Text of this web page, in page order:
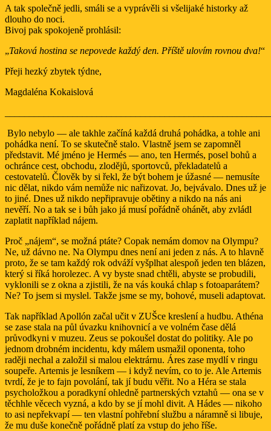
A tak společně jedli, smáli se a vyprávěli si všelijaké historky až
dlouho do noci.
Bivoj pak spokojeně prohlásil:
„Taková hostina se nepovede každý den. Příště ulovím rovnou dva!“
Přeji hezký zbytek týdne,
Magdaléna Kokaislová
Bylo nebylo — ale takhle začíná každá druhá pohádka, a tohle ani
pohádka není. To se skutečně stalo. Vlastně jsem se zapomněl
představit. Mé jméno je Hermés — ano, ten Hermés, posel bohů a
ochránce cest, obchodu, zlodějů, sportovců, překladatelů a
cestovatelů. Člověk by si řekl, že být bohem je úžasné — nemusíte
nic dělat, nikdo vám nemůže nic nařizovat. Jo, bejvávalo. Dnes už je
to jiné. Dnes už nikdo nepřipravuje obětiny a nikdo na nás ani
nevěří. No a tak se i bůh jako já musí pořádně ohánět, aby zvládl
zaplatit například nájem.
Proč „nájem“, se možná ptáte? Copak nemám domov na Olympu?
Ne, už dávno ne. Na Olympu dnes není ani jeden z nás. A to hlavně
proto, že se tam každý rok odváží vyšplhat alespoň jeden ten blázen,
který si říká horolezec. A vy byste snad chtěli, abyste se probudili,
vyklonili se z okna a zjistili, že na vás kouká chlap s fotoaparátem?
Ne? To jsem si myslel. Takže jsme se my, bohové, museli adaptovat.
Tak například Apollón začal učit v ZUŠce kreslení a hudbu. Athéna
se zase stala na půl úvazku knihovnicí a ve volném čase dělá
průvodkyni v muzeu. Zeus se pokoušel dostat do politiky. Ale po
jednom drobném incidentu, kdy málem usmažil oponenta, toho
raději nechal a založil si malou elektrárnu. Áres zase mydlí v ringu
soupeře. Artemis je lesníkem — i když nevím, co to je. Ale Artemis
tvrdí, že je to fajn povolání, tak jí budu věřit. No a Héra se stala
psycholožkou a poradkyní ohledně partnerských vztahů — ona se v
těchhle věcech vyzná, a kdo by se jí mohl divit. A Hádes — nikoho
to asi nepřekvapí — ten vlastní pohřební službu a náramně si libuje,
že mu duše konečně pořádně platí za vstup do jeho říše.